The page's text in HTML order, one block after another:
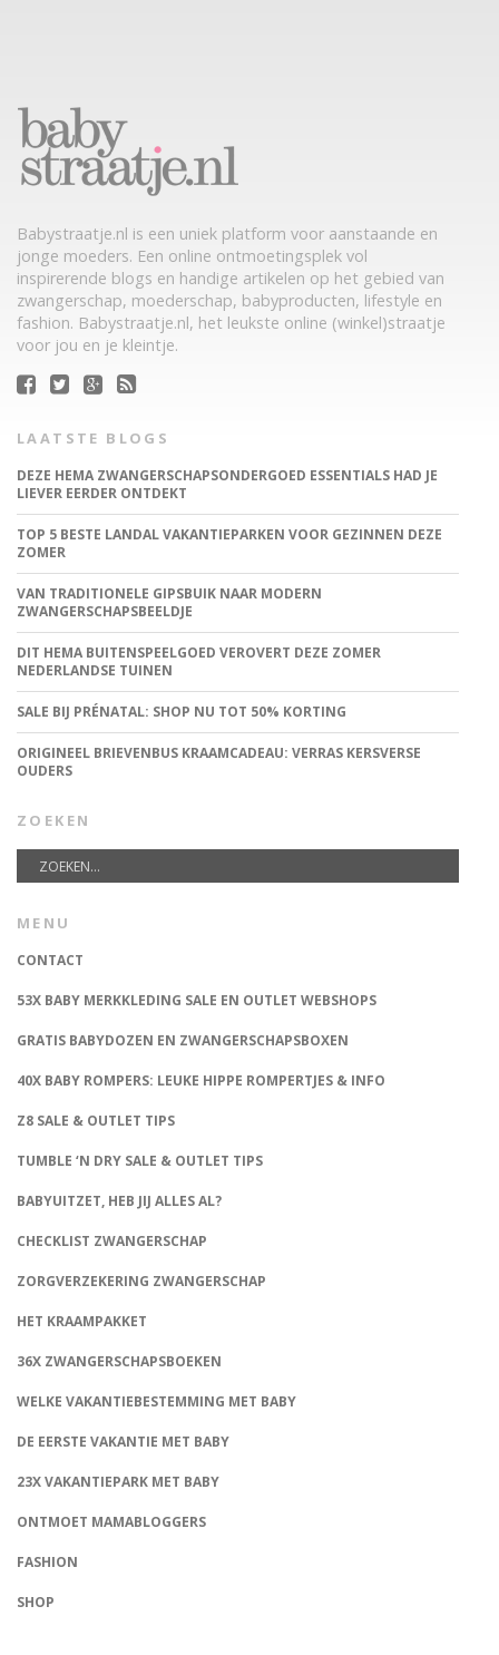
Babystraatje.nl is een uniek platform voor aanstaande en
jonge moeders. Een online ontmoetingsplek vol
inspirerende blogs en handige artikelen op het gebied van
zwangerschap, moederschap, babyproducten, lifestyle en
fashion. Babystraatje.nl, het leukste online (winkel)straatje
voor jou en je kleintje.
LAATSTE BLOGS
DEZE HEMA ZWANGERSCHAPSONDERGOED ESSENTIALS HAD JE
LIEVER EERDER ONTDEKT
TOP 5 BESTE LANDAL VAKANTIEPARKEN VOOR GEZINNEN DEZE
ZOMER
VAN TRADITIONELE GIPSBUIK NAAR MODERN
ZWANGERSCHAPSBEELDJE
DIT HEMA BUITENSPEELGOED VEROVERT DEZE ZOMER
NEDERLANDSE TUINEN
SALE BIJ PRÉNATAL: SHOP NU TOT 50% KORTING
ORIGINEEL BRIEVENBUS KRAAMCADEAU: VERRAS KERSVERSE
OUDERS
ZOEKEN
MENU
CONTACT
53X BABY MERKKLEDING SALE EN OUTLET WEBSHOPS
GRATIS BABYDOZEN EN ZWANGERSCHAPSBOXEN
40X BABY ROMPERS: LEUKE HIPPE ROMPERTJES & INFO
Z8 SALE & OUTLET TIPS
TUMBLE ‘N DRY SALE & OUTLET TIPS
BABYUITZET, HEB JIJ ALLES AL?
CHECKLIST ZWANGERSCHAP
ZORGVERZEKERING ZWANGERSCHAP
HET KRAAMPAKKET
36X ZWANGERSCHAPSBOEKEN
WELKE VAKANTIEBESTEMMING MET BABY
DE EERSTE VAKANTIE MET BABY
23X VAKANTIEPARK MET BABY
ONTMOET MAMABLOGGERS
FASHION
SHOP